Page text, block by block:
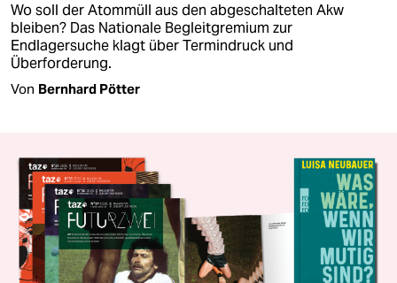
Wo soll der Atommüll aus den abgeschalteten Akw
bleiben? Das Nationale Begleitgremium zur
Endlagersuche klagt über Termindruck und
Überforderung.
Von Bernhard Pötter